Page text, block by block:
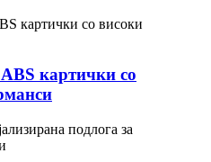
картички со